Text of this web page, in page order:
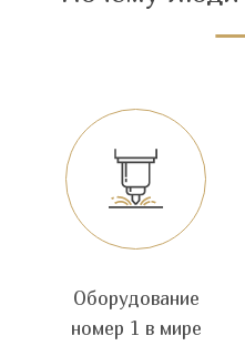
Оборудование
номер 1 в мире